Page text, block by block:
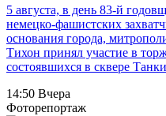
5 августа, в день 83-й
немецко-фашистских
основания города,
Тихон принял участие в
состоявшихся в сквере
14:50 Вчера
Фоторепортаж